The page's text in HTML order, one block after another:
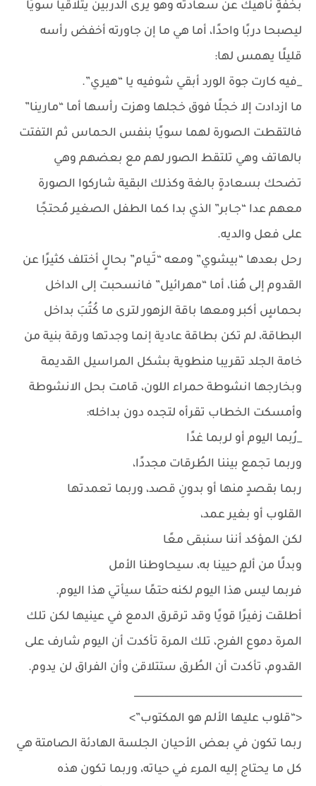
بخفةٍ ناهيك عن سعادته وهو يرى الدربين يتلاقيا سويًا
ليصبحا دربًا واحدًا، أما هي ما إن جاورته أخفض رأسه
قليلًا يهمس لها:
_فيه كارت جوة الورد أبقي شوفيه يا “هيري”.
ما ازدادت إلا خجلًا فوق خجلها وهزت رأسها أما “مارينا”
فالتقطت الصورة لهما سويًا بنفس الحماس ثم التفتت
بالهاتف وهي تلتقط الصور لهم مع بعضهم وهي
تضحك بسعادةٍ بالغة وكذلك البقية شاركوا الصورة
معهم عدا “جـابر” الذي بدا كما الطفل الصغير مُحتجًا
على فعل والديه.
رحل بعدها “بيشوي” ومعه “تَـيام” بحالٍ أختلف كثيرًا عن
القدوم إلى هُنا، أما “مهرائيل” فانسحبت إلى الداخل
بحماسٍ أكبر ومعها باقة الزهور لترى ما كُتُبَ بداخل
البطاقة، لم تكن بطاقة عادية إنما وجدتها ورقة بنية من
خامة الجلد تقريبا منطوية بشكل المراسيل القديمة
وبخارجها انشوطة حمراء اللون، قامت بحل الانشوطة
وأمسكت الخطاب تقرأه لتجده دون بداخله:
_رُبما اليوم أو لربما غدًا
وربما تجمع بيننا الطُرقات مجددًا،
ربما بقصدٍ منها أو بدونِ قصد، وربما تعمدتها
القلوب أو بغير عمد،
لكن المؤكد أننا سنبقى معًا
وبدلًا من ألمٍ حيينا به، سيحاوطنا الأمل
فربما ليس هذا اليوم لكنه حتمًا سيأتي هذا اليوم.
أطلقت زفيرًا قويًا وقد ترقرق الدمع في عينيها لكن تلك
المرة دموع الفرح، تلك المرة تأكدت أن اليوم شارف على
القدوم، تأكدت أن الطُرق ستتلاقىٰ وأن الفراق لن يدوم.
__________________________________
<“قلوب عليها الألم هو المكتوب”>
ربما تكون في بعض الأحيان الجلسة الهادئة الصامتة هي
كل ما يحتاج إليه المرء في حياته، وربما تكون هذه